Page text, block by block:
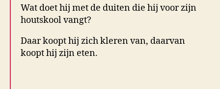
Wat doet hij met de duiten die hij voor zijn
houtskool vangt?
Daar koopt hij zich kleren van, daarvan
koopt hij zijn eten.